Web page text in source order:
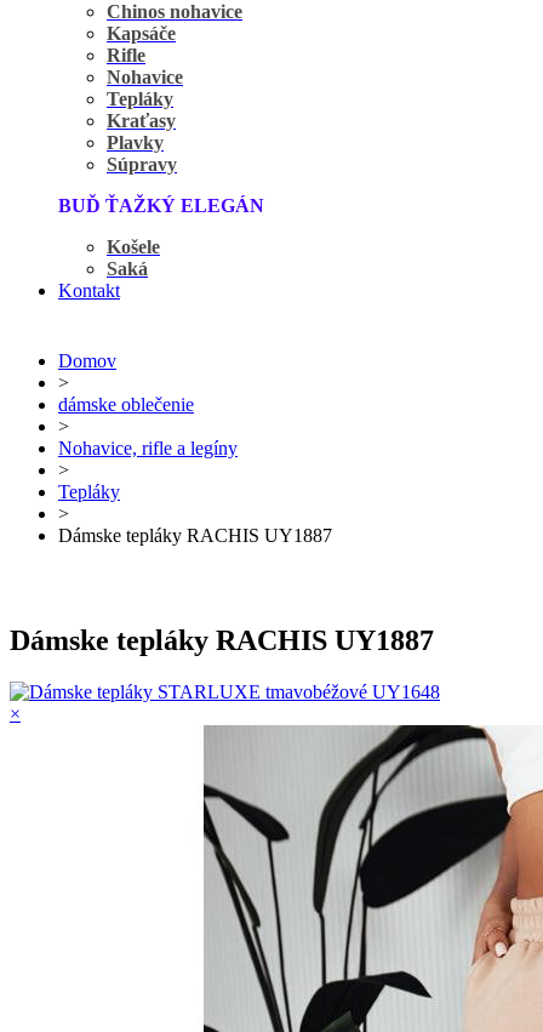
Chinos nohavice
Kapsáče
Rifle
Nohavice
Tepláky
Kraťasy
Plavky
Súpravy
BUĎ ŤAŽKÝ ELEGÁN
Košele
Saká
Kontakt
Domov
>
dámske oblečenie
>
Nohavice, rifle a legíny
>
Tepláky
>
Dámske tepláky RACHIS UY1887
Dámske tepláky RACHIS UY1887
×